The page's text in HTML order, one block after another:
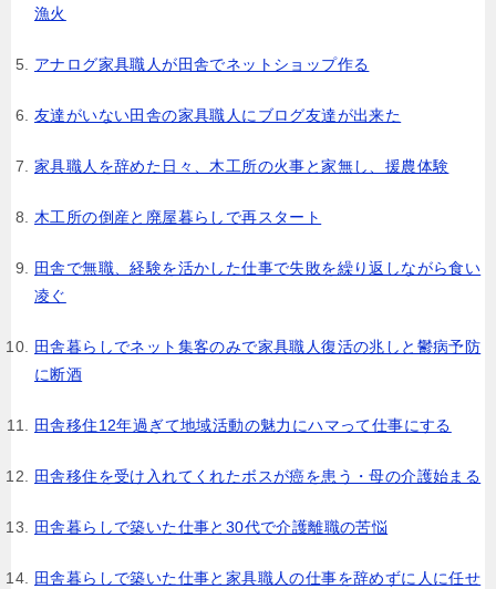
漁火
アナログ家具職人が田舎でネットショップ作る
友達がいない田舎の家具職人にブログ友達が出来た
家具職人を辞めた日々、木工所の火事と家無し、援農体験
木工所の倒産と廃屋暮らしで再スタート
田舎で無職、経験を活かした仕事で失敗を繰り返しながら食い
凌ぐ
田舎暮らしでネット集客のみで家具職人復活の兆しと鬱病予防
に断酒
田舎移住12年過ぎて地域活動の魅力にハマって仕事にする
田舎移住を受け入れてくれたボスが癌を患う・母の介護始まる
田舎暮らしで築いた仕事と30代で介護離職の苦悩
田舎暮らしで築いた仕事と家具職人の仕事を辞めずに人に任せ